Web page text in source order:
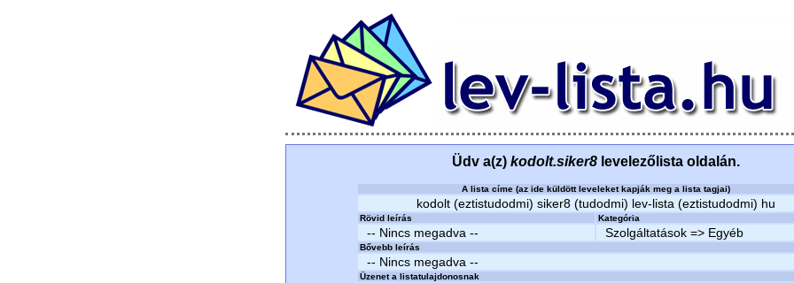
Üdv a(z) kodolt.siker8levelezőlista oldalán.
A lista címe (az ide küldött leveleket kapják meg a lista tagjai)
kodolt (eztistudodmi) siker8 (tudodmi) lev-lista (eztistudodmi) hu
Rövid leírás Kategória
-- Nincs megadva -- Szolgáltatások => Egyéb
Bővebb leírás
-- Nincs megadva --
Üzenet a listatulajdonosnak